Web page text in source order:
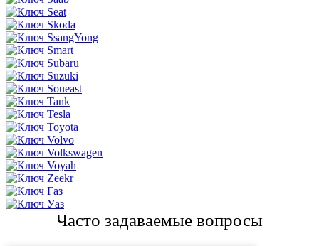
Часто задаваемые вопросы